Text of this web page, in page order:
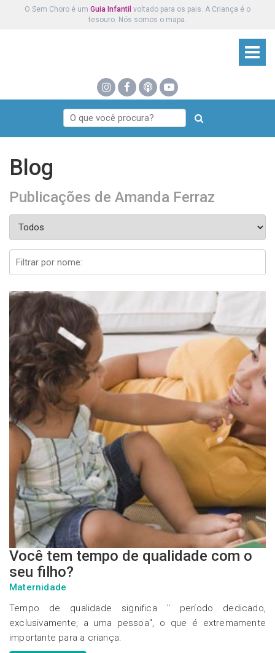
O Sem Choro é um Guia Infantil voltado para os pais. A Criança é o
tesouro. Nós somos o mapa.
Blog
Publicações de Amanda Ferraz
Você tem tempo de qualidade com o
seu filho?
Maternidade
Tempo de qualidade significa " período dedicado,
exclusivamente, a uma pessoa", o que é extremamente
importante para a criança.